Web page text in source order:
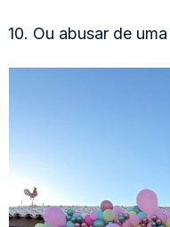
10. Ou abusar de